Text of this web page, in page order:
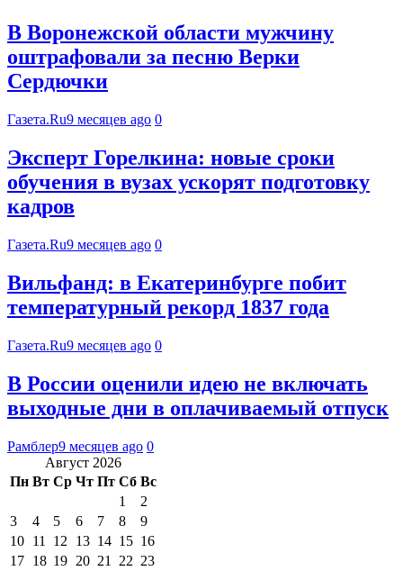
В Воронежской области мужчину
оштрафовали за песню Верки
Сердючки
Газета.Ru9 месяцев ago 0
Эксперт Горелкина: новые сроки
обучения в вузах ускорят подготовку
кадров
Газета.Ru9 месяцев ago 0
Вильфанд: в Екатеринбурге побит
температурный рекорд 1837 года
Газета.Ru9 месяцев ago 0
В России оценили идею не включать
выходные дни в оплачиваемый отпуск
Рамблер9 месяцев ago 0
Август 2026
Пн Вт Ср Чт Пт Сб Вс
1
2
3
4 5 6 7 8
9
10 11 12 13 14 15 16
17 18 19 20 21 22 23